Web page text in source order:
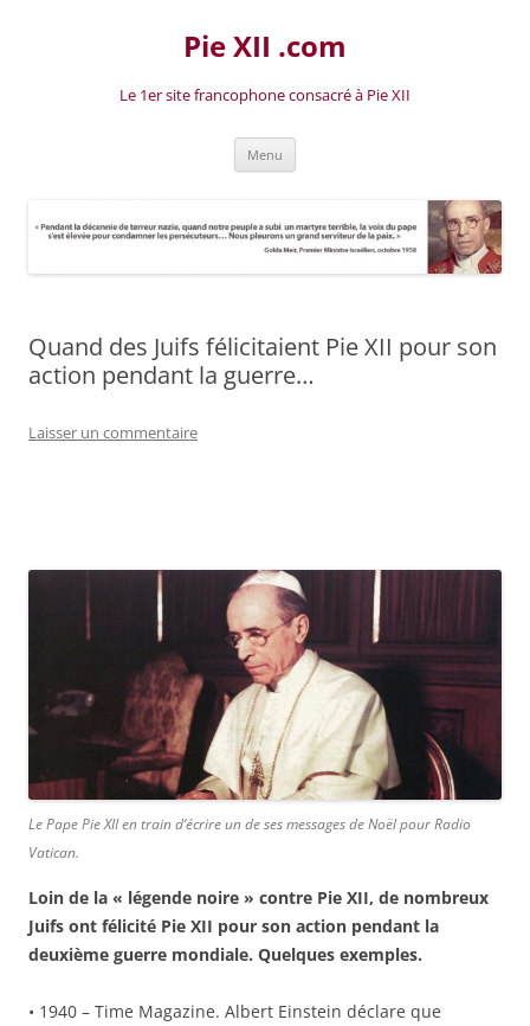
Pie XII .com
Le 1er site francophone consacré à Pie XII
Menu
Quand des Juifs félicitaient Pie XII pour son
action pendant la guerre…
Laisser un commentaire
Le Pape Pie XII en train d’écrire un de ses messages de Noël pour Radio
Vatican.
Loin de la « légende noire » contre Pie XII, de nombreux
Juifs ont félicité Pie XII pour son action pendant la
deuxième guerre mondiale. Quelques exemples.
• 1940 – Time Magazine. Albert Einstein déclare que